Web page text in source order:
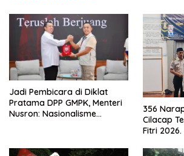
Jadi Pembicara di Diklat
Pratama DPP GMPK, Menteri
Nusron: Nasionalisme
356
Cilacap
Fitri